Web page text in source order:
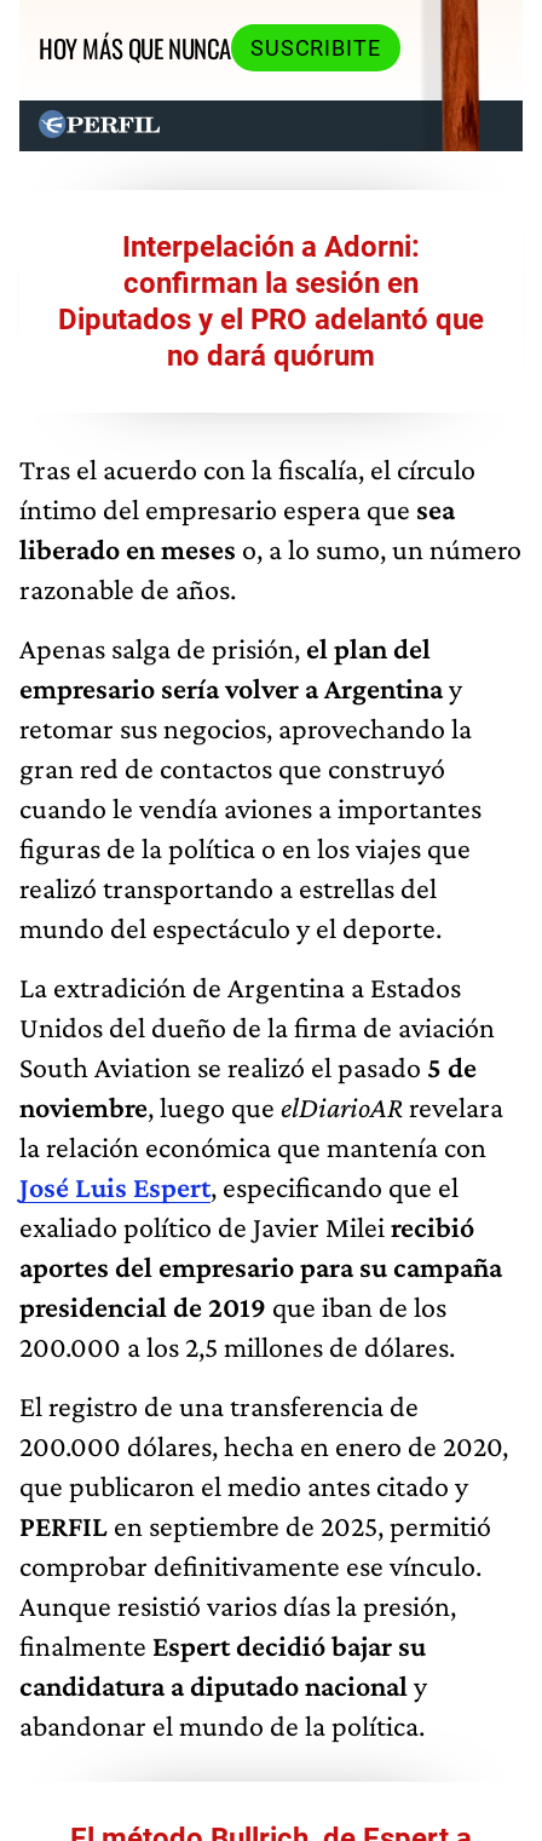
HOY MÁS QUE NUNCA
SUSCRIBITE
Interpelación a Adorni:
confirman la sesión en
Diputados y el PRO adelantó que
no dará quórum
Tras el acuerdo con la fiscalía, el círculo
íntimo del empresario espera que sea
liberado en meses o, a lo sumo, un número
razonable de años.
Apenas salga de prisión, el plan del
empresario sería volver a Argentinay
retomar sus negocios, aprovechando la
gran red de contactos que construyó
cuando le vendía aviones a importantes
figuras de la política o en los viajes que
realizó transportando a estrellas del
mundo del espectáculo y el deporte.
La extradición de Argentina a Estados
Unidos del dueño de la firma de aviación
South Aviation se realizó el pasado 5 de
noviembre, luego que elDiarioAR revelara
la relación económica que mantenía con
José Luis Espert, especificando que el
exaliado político de Javier Milei recibió
aportes del empresario para su campaña
presidencial de 2019 que iban de los
200.000 a los 2,5 millones de dólares.
El registro de una transferencia de
200.000 dólares, hecha en enero de 2020,
que publicaron el medio antes citado y
PERFIL en septiembre de 2025, permitió
comprobar definitivamente ese vínculo.
Aunque resistió varios días la presión,
finalmente Espert decidió bajar su
candidatura a diputado nacional y
abandonar el mundo de la política.